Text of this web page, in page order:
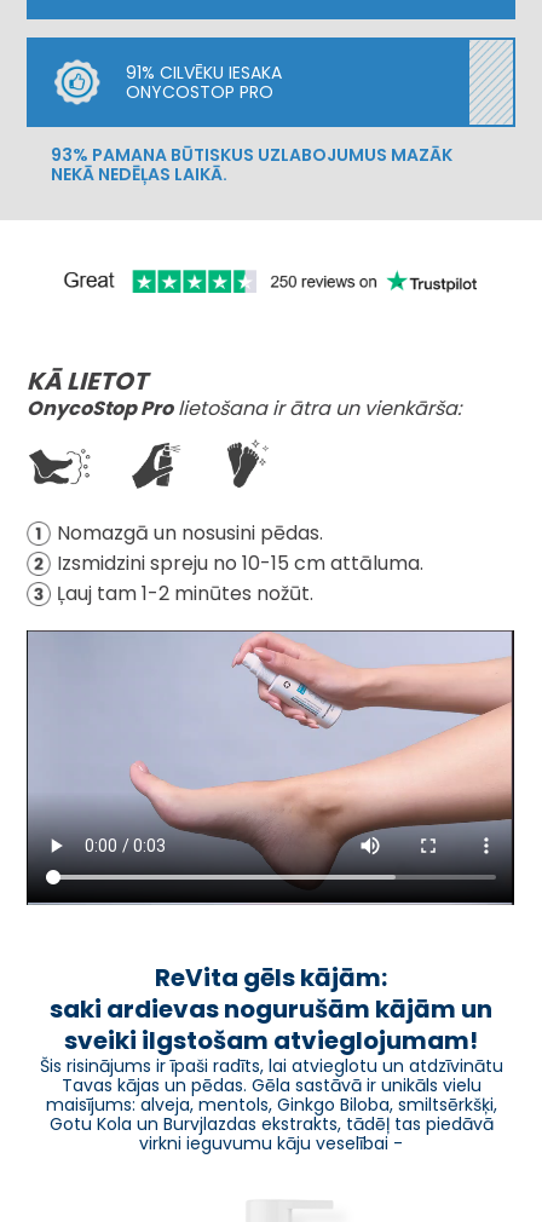
91% CILVĒKU IESAKA
ONYCOSTOP PRO
93% PAMANA BŪTISKUS UZLABOJUMUS MAZĀK
NEKĀ NEDĒĻAS LAIKĀ.
KĀ LIETOT
OnycoStop Prolietošana ir ātra un vienkārša:
Nomazgā un nosusini pēdas.
Izsmidzini spreju no 10-15 cm attāluma.
Ļauj tam 1-2 minūtes nožūt.
ReVita gēls kājām:
saki ardievas nogurušām kājām un
sveiki ilgstošam atvieglojumam!
Šis risinājums ir īpaši radīts, lai atvieglotu un atdzīvinātu
Tavas kājas un pēdas. Gēla sastāvā ir unikāls vielu
maisījums: alveja, mentols, Ginkgo Biloba, smiltsērkšķi,
Gotu Kola un Burvjlazdas ekstrakts, tādēļ tas piedāvā
virkni ieguvumu kāju veselībai -